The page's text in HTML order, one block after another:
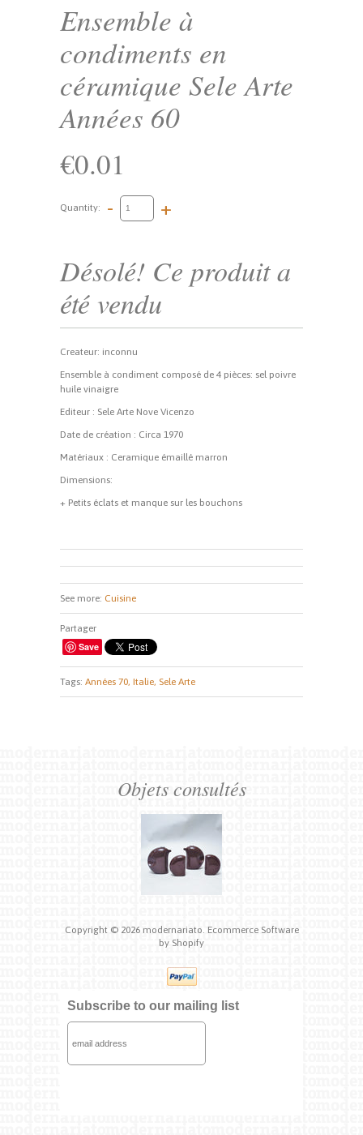
Ensemble à
condiments en
céramique Sele Arte
Années 60
€0.01
Quantity: - +
Désolé! Ce produit a
été vendu
Createur: inconnu
Ensemble à condiment composé de 4 pièces: sel poivre
huile vinaigre
Editeur : Sele Arte Nove Vicenzo
Date de création : Circa 1970
Matériaux : Ceramique émaillé marron
Dimensions:
+ Petits éclats et manque sur les bouchons
See more: Cuisine
Partager
Save
Tags: Années 70, Italie, Sele Arte
Objets consultés
Copyright © 2026 modernariato. Ecommerce Software
by Shopify
Subscribe to our mailing list